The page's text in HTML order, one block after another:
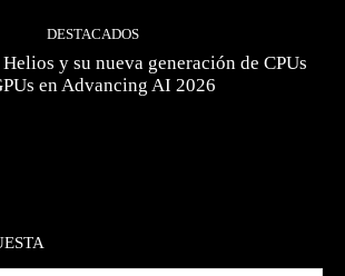
DESTACADOS
y su nueva generación de CPUs
en Advancing AI 2026